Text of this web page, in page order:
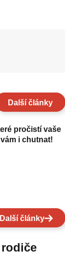
Další články
pročistí vaše
i chutnat!
Další články